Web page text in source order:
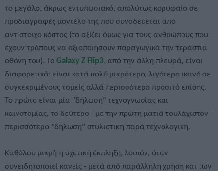
το μεγάλο, άκρως εντυπωσιακό, απολύτως κορυφαίο σε
προδιαγραφές μοντέλο της που συνοδεύεται από
αντίστοιχο κόστος (το αξίζει όμως για τους ανθρώπους που
έχουν τρόπους να αξιοποιήσουν παραγωγικά την τεράστια
οθόνη του). Το Galaxy Z Flip3, από την άλλη πλευρά, είναι
διαφορετικό: είναι κατά πολύ μικρότερο, λιγότερο ικανό σε
συγκεκριμένους τομείς αλλά περισσότερο προσιτό επίσης.
Το πρώτο είναι μία "δήλωση" τεχνογνωσίας και
καινοτομίας, το δεύτερο - με την πρώτη ματιά τουλάχιστον -
περισσότερο "δήλωση" στυλιστική παρά τεχνολογική.
Καθόλου μικρή η σχετική έκπληξη, λοιπόν, όταν
συνειδητοποιεί κανείς - μετά από παράλληλη χρήση και των